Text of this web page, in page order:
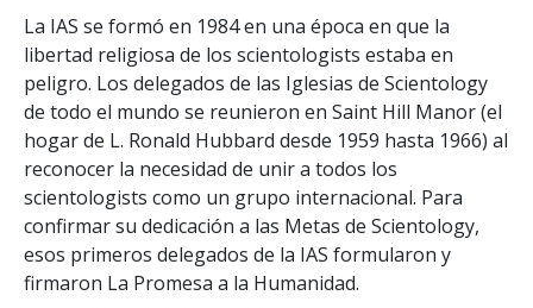
La IAS se formó en 1984 en una época en que la
libertad religiosa de los scientologists estaba en
peligro. Los delegados de las Iglesias de Scientology
de todo el mundo se reunieron en Saint Hill Manor (el
hogar de L. Ronald Hubbard desde 1959 hasta 1966) al
reconocer la necesidad de unir a todos los
scientologists como un grupo internacional. Para
confirmar su dedicación a las Metas de Scientology,
esos primeros delegados de la IAS formularon y
firmaron La Promesa a la Humanidad.